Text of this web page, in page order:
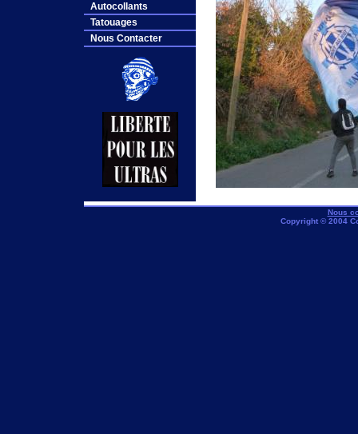
Autocollants
Tatouages
Nous Contacter
Nous
Copyright © 2004